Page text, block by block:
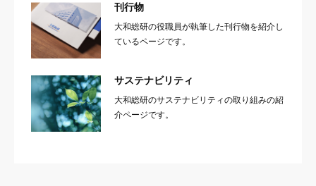
刊行物
大和総研の役職員が執筆した刊行物を紹介し
ているページです。
サステナビリティ
大和総研のサステナビリティの取り組みの紹
介ページです。